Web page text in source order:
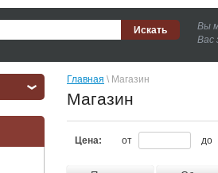
Вы
Вас
Главная \ Магазин
Магазин
Цена: от до